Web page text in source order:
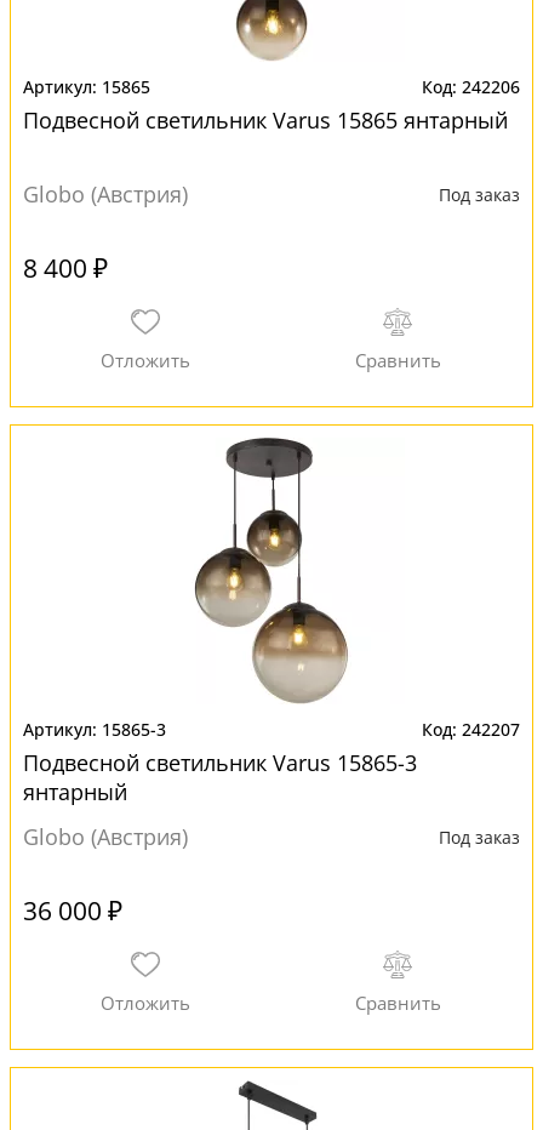
15865 242206
Подвесной светильник Varus 15865 янтарный
Globo (Австрия) Под заказ
8 400 ₽
15865-3 242207
Подвесной светильник Varus 15865-3
янтарный
Globo (Австрия)
Под заказ
36 000 ₽